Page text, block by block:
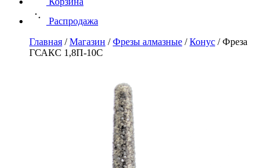
Распродажа
Главная /Магазин /Фрезы алмазные /Конус /Фреза
ГСАКС 1,8П-10С